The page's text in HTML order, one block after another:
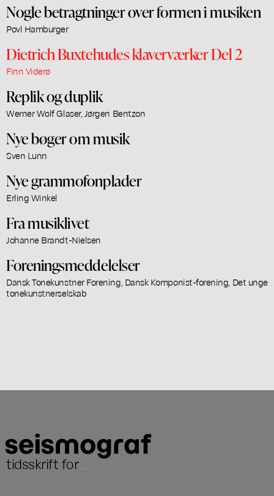
Nogle betragtninger over formen i musiken
Povl Hamburger
Dietrich Buxtehudes klaverværker Del 2
Finn Viderø
Replik og duplik
Werner Wolf Glaser, Jørgen Bentzon
Nye bøger om musik
Sven Lunn
Nye grammofonplader
Erling Winkel
Fra musiklivet
Johanne Brandt-Nielsen
Foreningsmeddelelser
Dansk Tonekunstner Forening, Dansk Komponist-forening, Det unge
tonekunstnerselskab
tidsskrift for...